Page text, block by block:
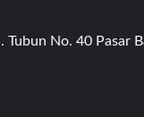
No. 40 Pasar Baru